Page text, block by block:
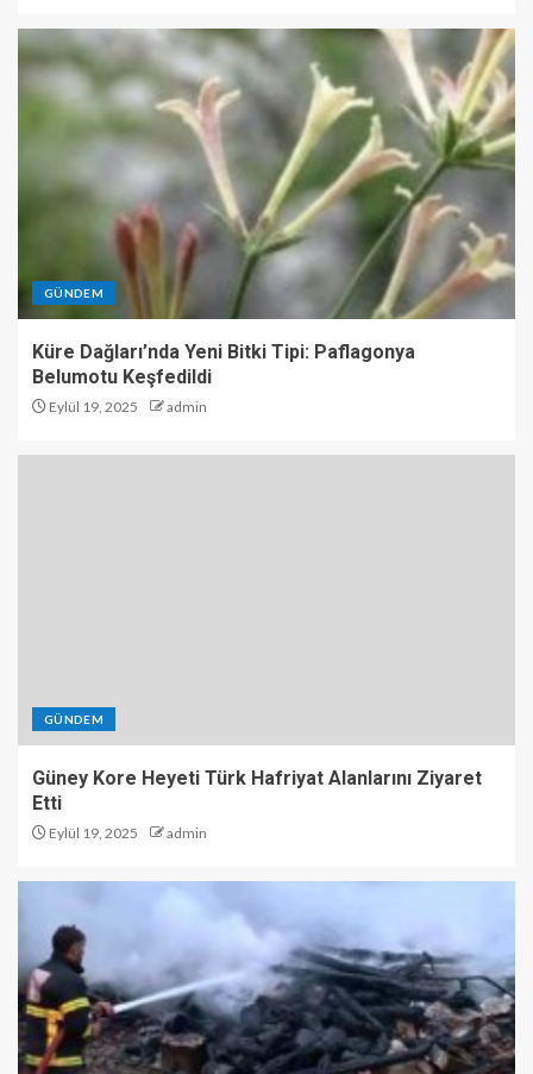
GÜNDEM
Küre Dağları’nda Yeni Bitki Tipi: Paflagonya
Belumotu Keşfedildi
Eylül 19, 2025 admin
GÜNDEM
Güney Kore Heyeti Türk Hafriyat Alanlarını Ziyaret
Etti
Eylül 19, 2025 admin